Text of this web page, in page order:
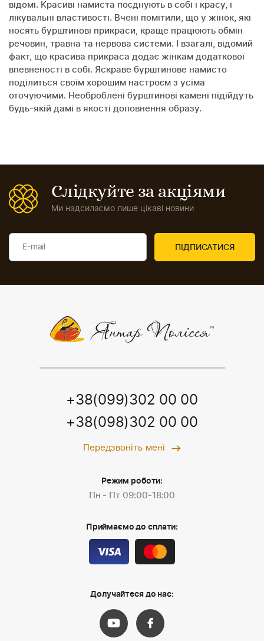
відомі. Красиві намиста поєднують в собі і красу, і
лікувальні властивості. Вчені помітили, що у жінок, які
носять бурштинові прикраси, краще працюють обмін
речовин, травна та нервова системи. І взагалі, відомий
факт, що красива прикраса додає жінкам додаткової
впевненості в собі. Яскраве бурштинове намисто
поділиться своїм хорошим настроєм з усіма
оточуючими. Необроблені бурштинові камені підійдуть
будь-якій дамі в якості доповнення образу.
Слідкуйте за акціями
Ми надсилаємо лише цікаві новини
+38(099)302 00 00
+38(098)302 00 00
Передзвоніть мені
Режим роботи:
Пн - Пт 09:00-18:00
Приймаємо до сплати:
Долучайтеся до нас: